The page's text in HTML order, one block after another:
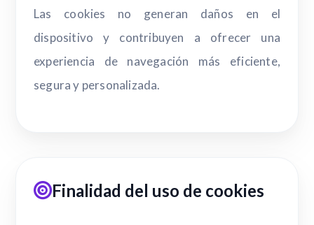
Las cookies no generan daños en el
dispositivo y contribuyen a ofrecer una
experiencia de navegación más eficiente,
segura y personalizada.
Finalidad del uso de cookies